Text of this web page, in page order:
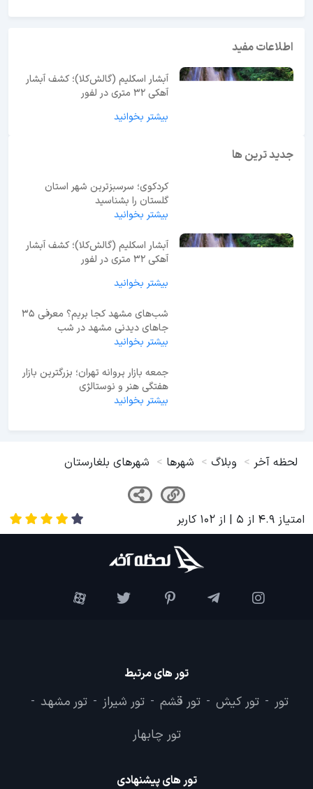
اطلاعات مفید
آبشار اسکلیم (گالش‌کلا)؛ کشف آبشار
آهکی ۳۲ متری در لفور
بیشتر بخوانید
جدید ترین ها
کردکوی؛ سرسبزترین شهر استان
گلستان را بشناسید
بیشتر بخوانید
آبشار اسکلیم (گالش‌کلا)؛ کشف آبشار
آهکی ۳۲ متری در لفور
بیشتر بخوانید
شب‌های مشهد کجا بریم؟ معرفی 35
جاهای دیدنی مشهد در شب
بیشتر بخوانید
جمعه بازار پروانه تهران؛ بزرگترین بازار
هفتگی هنر و نوستالژی
بیشتر بخوانید
لحظه آخر وبلاگ شهرها شهرهای بلغارستان
امتیاز 4.9 از 5 | از 102 کاربر
تور های مرتبط
تور - تور کیش - تور قشم - تور شیراز - تور مشهد -
تور چابهار
تور های پیشنهادی